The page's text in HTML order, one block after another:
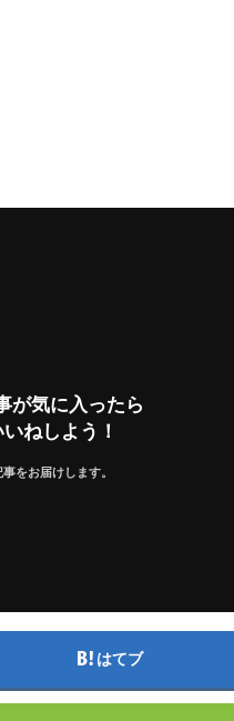
が気に入ったら
いねしよう！
をお届けします。
はてブ